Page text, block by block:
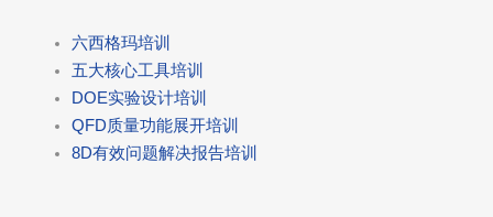
六西格玛培训
五大核心工具培训
DOE实验设计培训
QFD质量功能展开培训
8D有效问题解决报告培训